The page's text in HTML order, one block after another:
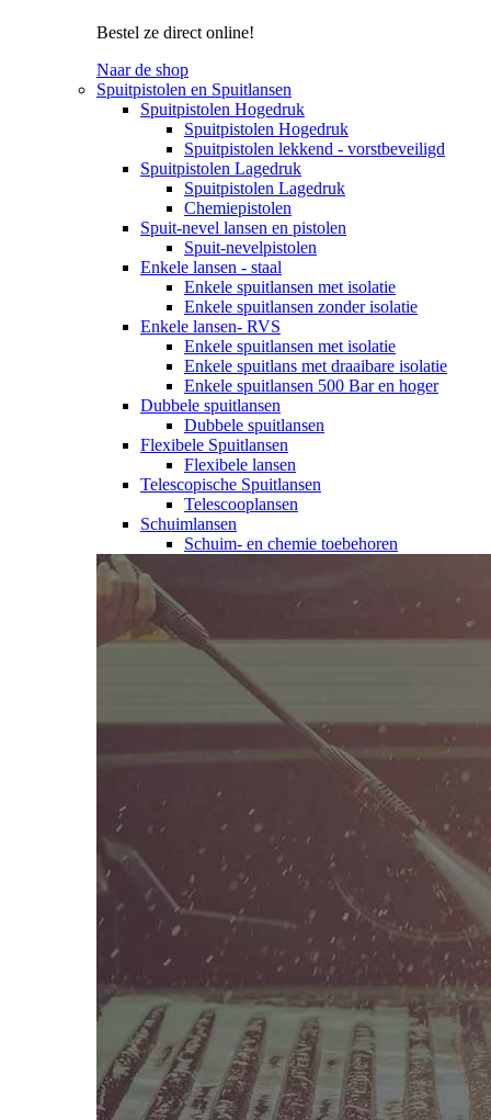
Bestel ze direct online!
Naar de shop
Spuitpistolen en Spuitlansen
Spuitpistolen Hogedruk
Spuitpistolen Hogedruk
Spuitpistolen lekkend - vorstbeveiligd
Spuitpistolen Lagedruk
Spuitpistolen Lagedruk
Chemiepistolen
Spuit-nevel lansen en pistolen
Spuit-nevelpistolen
Enkele lansen - staal
Enkele spuitlansen met isolatie
Enkele spuitlansen zonder isolatie
Enkele lansen- RVS
Enkele spuitlansen met isolatie
Enkele spuitlans met draaibare isolatie
Enkele spuitlansen 500 Bar en hoger
Dubbele spuitlansen
Dubbele spuitlansen
Flexibele Spuitlansen
Flexibele lansen
Telescopische Spuitlansen
Telescooplansen
Schuimlansen
Schuim- en chemie toebehoren